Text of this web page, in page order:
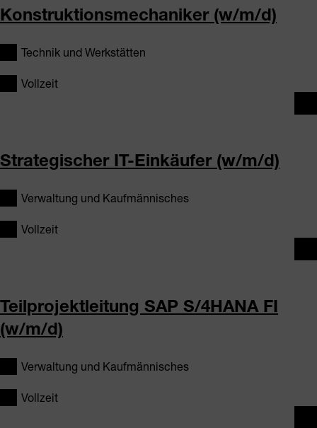
Konstruktionsmechaniker (w/m/d)
Technik und Werkstätten
Vollzeit
Strategischer IT-Einkäufer (w/m/d)
Verwaltung und Kaufmännisches
Vollzeit
Teilprojektleitung SAP S/4HANA FI
(w/m/d)
Verwaltung und Kaufmännisches
Vollzeit